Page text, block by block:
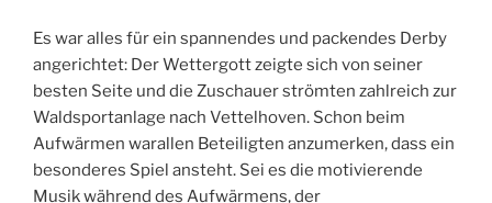
Es war alles für ein spannendes und packendes Derby
angerichtet: Der Wettergott zeigte sich von seiner
besten Seite und die Zuschauer strömten zahlreich zur
Waldsportanlage nach Vettelhoven. Schon beim
Aufwärmen warallen Beteiligten anzumerken, dass ein
besonderes Spiel ansteht. Sei es die motivierende
Musik während des Aufwärmens, der